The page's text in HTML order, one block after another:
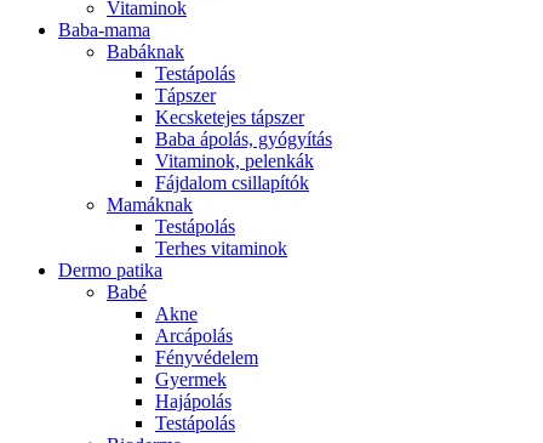
Vitaminok
Baba-mama
Babáknak
Testápolás
Tápszer
Kecsketejes tápszer
Baba ápolás, gyógyítás
Vitaminok, pelenkák
Fájdalom csillapítók
Mamáknak
Testápolás
Terhes vitaminok
Dermo patika
Babé
Akne
Arcápolás
Fényvédelem
Gyermek
Hajápolás
Testápolás